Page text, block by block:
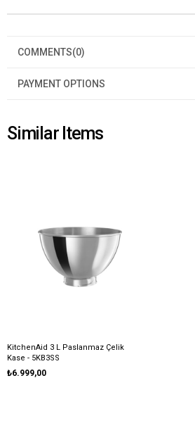
COMMENTS(0)
PAYMENT OPTIONS
Similar Items
KitchenAid 3 L Paslanmaz Çelik
Kase - 5KB3SS
₺6.999,00